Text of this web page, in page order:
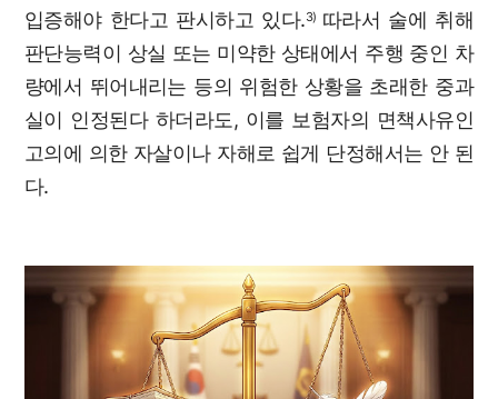
입증해야 한다고 판시하고 있다.3) 따라서 술에 취해
판단능력이 상실 또는 미약한 상태에서 주행 중인 차
량에서 뛰어내리는 등의 위험한 상황을 초래한 중과
실이 인정된다 하더라도, 이를 보험자의 면책사유인
고의에 의한 자살이나 자해로 쉽게 단정해서는 안 된
다.